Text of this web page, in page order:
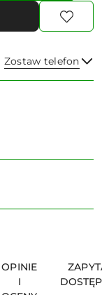
Zostaw telefon
OPINIE
I